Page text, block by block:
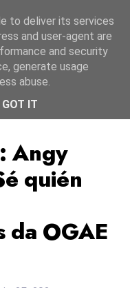
Fest 2024
Angy
quién
OGAE
to deliver its services
and user-agent are
and security
generate usage
abuse.
GOT IT